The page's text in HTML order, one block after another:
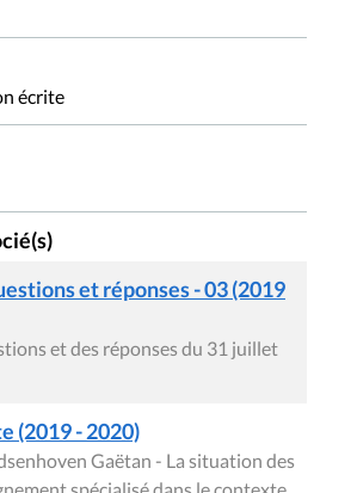
écrite
et réponses - 03 (2019
et des réponses du 31 juillet
(2019 - 2020)
Gaëtan - La situation des